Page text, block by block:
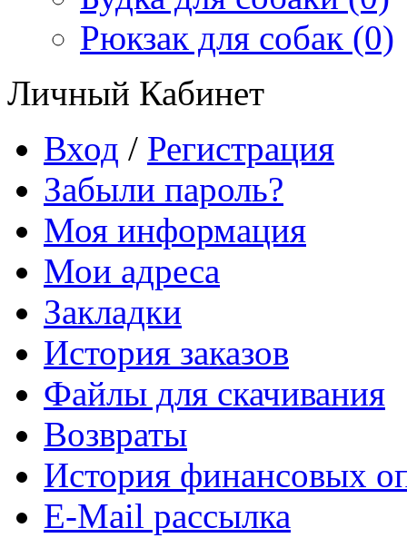
Рюкзак для собак (0)
Личный Кабинет
Вход / Регистрация
Забыли пароль?
Моя информация
Мои адреса
Закладки
История заказов
Файлы для скачивания
Возвраты
История финансовых
E-Mail рассылка